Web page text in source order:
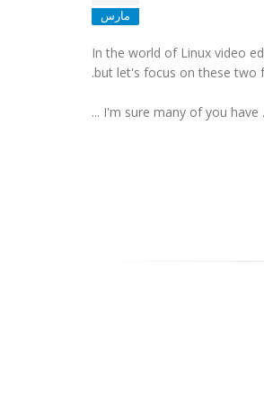
مارس
In the world of Linux video
but let's focus on these two
I'm sure many of you have